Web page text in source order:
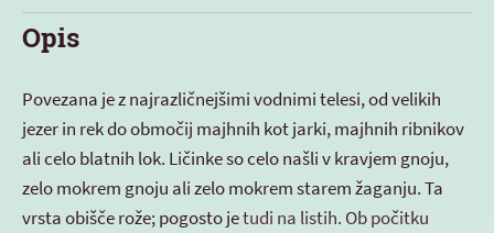
Opis
Povezana je z najrazličnejšimi vodnimi telesi, od velikih
jezer in rek do območij majhnih kot jarki, majhnih ribnikov
ali celo blatnih lok. Ličinke so celo našli v kravjem gnoju,
zelo mokrem gnoju ali zelo mokrem starem žaganju. Ta
vrsta obišče rože; pogosto je tudi na listih. Ob počitku